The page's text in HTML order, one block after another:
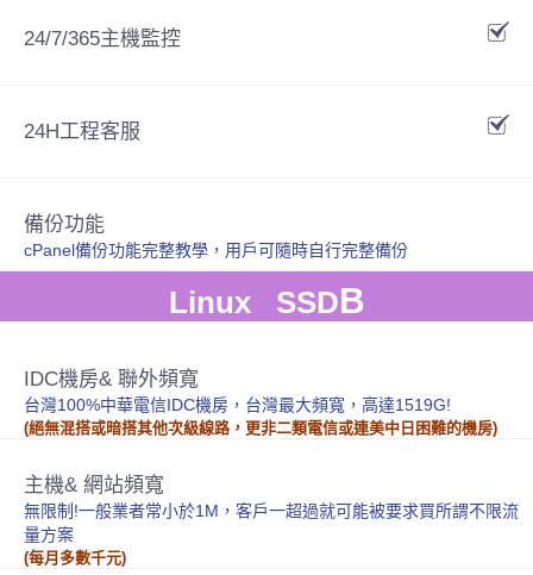
24/7/365主機監控
24H工程客服
備份功能
cPanel備份功能完整教學，用戶可隨時自行完整備份
Linux SSDB
IDC機房& 聯外頻寬
台灣100%中華電信IDC機房，台灣最大頻寬，高達1519G!
(絕無混搭或暗搭其他次級線路，更非二類電信或連美中日困難的機房)
主機& 網站頻寬
無限制!一般業者常小於1M，客戶一超過就可能被要求買所謂不限流
量方案
(每月多數千元)